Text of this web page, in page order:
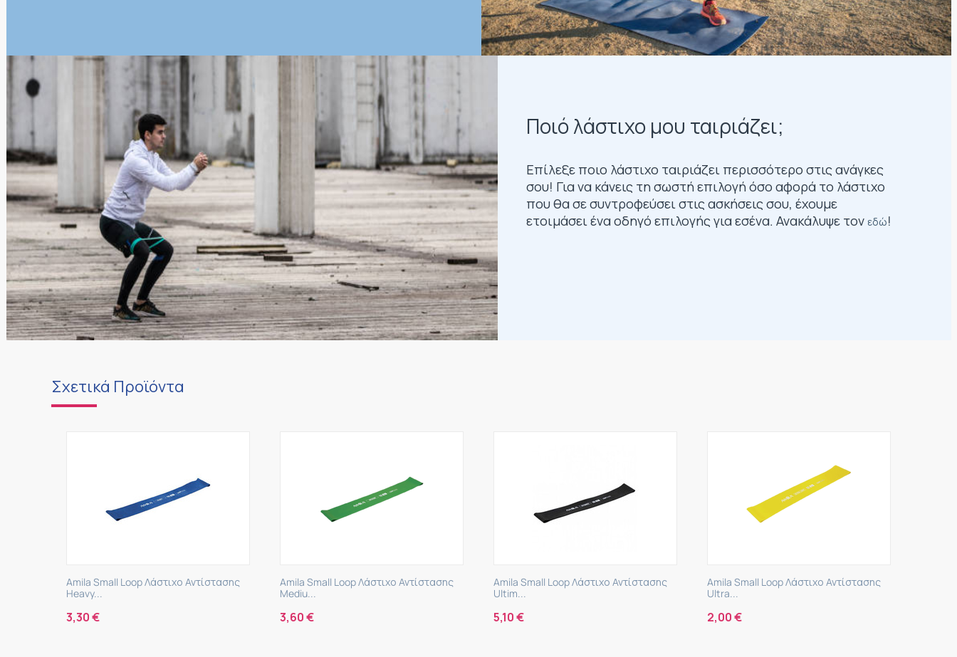
Ποιό λάστιχο μου ταιριάζει;
Επίλεξε ποιο λάστιχο ταιριάζει περισσότερο στις ανάγκες
σου! Για να κάνεις τη σωστή επιλογή όσο αφορά το λάστιχο
που θα σε συντροφεύσει στις ασκήσεις σου, έχουμε
ετοιμάσει ένα οδηγό επιλογής για εσένα. Ανακάλυψε τον εδώ!
Σχετικά Προϊόντα
Αντίστασης
Amila Small Loop Λάστιχο Αντίστασης
Mediu...
Amila Small Loop Λάστιχο Αντίστασης
Ultim...
Amila Small Loop Λάστιχο Αντίστασης
Ultra...
Amila Gym Tube Λάστιχο Αντίστασης με
Clip...